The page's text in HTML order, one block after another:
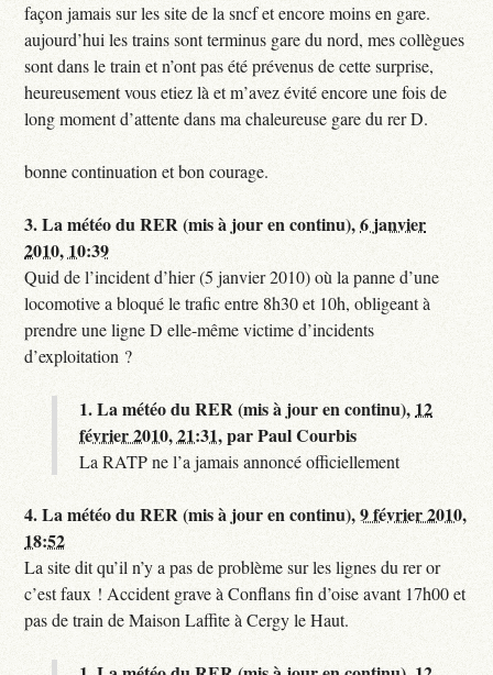
façon jamais sur les site de la sncf et encore moins en gare.
aujourd’hui les trains sont terminus gare du nord, mes collègues
sont dans le train et n’ont pas été prévenus de cette surprise,
heureusement vous etiez là et m’avez évité encore une fois de
long moment d’attente dans ma chaleureuse gare du rer D.
bonne continuation et bon courage.
3.La météo du RER (mis à jour en continu),6 janvier
2010, 10:39
Quid de l’incident d’hier (5 janvier 2010) où la panne d’une
locomotive a bloqué le trafic entre 8h30 et 10h, obligeant à
prendre une ligne D elle-même victime d’incidents
d’exploitation ?
1.La météo du RER (mis à jour en continu), 12
février 2010, 21:31,parPaul Courbis
La RATP ne l’a jamais annoncé officiellement
4.La météo du RER (mis à jour en continu),9 février 2010,
18:52
La site dit qu’il n’y a pas de problème sur les lignes du rer or
c’est faux ! Accident grave à Conflans fin d’oise avant 17h00 et
pas de train de Maison Laffite à Cergy le Haut.